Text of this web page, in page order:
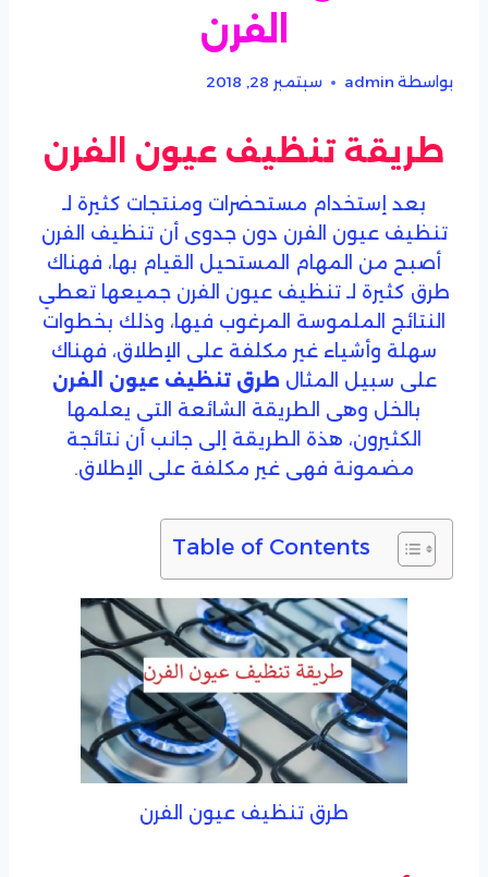
الفرن
بواسطة admin سبتمبر 28, 2018
طريقة تنظيف عيون الفرن
بعد إستخدام مستحضرات ومنتجات كثيرة لـ
تنظيف عيون الفرن دون جدوى أن تنظيف الفرن
أصبح من المهام المستحيل القيام بها، فهناك
طرق كثيرة لـ تنظيف عيون الفرن جميعها تعطي
النتائج الملموسة المرغوب فيها، وذلك بخطوات
سهلة وأشياء غير مكلفة على الإطلاق، فهناك
على سبيل المثال طرق تنظيف عيون الفرن
بالخل وهى الطريقة الشائعة التى يعلمها
الكثيرون، هذة الطريقة إلى جانب أن نتائجة
مضمونة فهى غير مكلفة على الإطلاق.
Table of Contents
طرق تنظيف عيون الفرن